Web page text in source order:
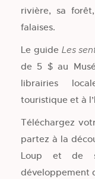
rivière, sa
falaises.
Le guide Les
de 5 $ au
librairies
touristique et à
Téléchargez
partez à la
Loup et de
développement